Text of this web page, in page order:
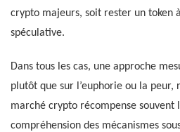
crypto majeurs, soit rester un token
spéculative.
Dans tous les cas, une approche
plutôt que sur l’euphorie ou la peur,
marché crypto récompense souvent
compréhension des mécanismes